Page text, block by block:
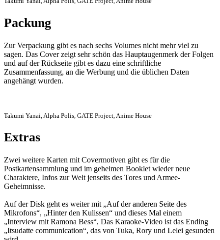
Packung
Zur Verpackung gibt es nach sechs Volumes nicht mehr viel zu
sagen. Das Cover zeigt sehr schön das Hauptaugenmerk der Folgen
und auf der Rückseite gibt es dazu eine schriftliche
Zusammenfassung, an die Werbung und die üblichen Daten
angehängt wurden.
Takumi Yanai, Alpha Polis, GATE Project, Anime House
Extras
Zwei weitere Karten mit Covermotiven gibt es für die
Postkartensammlung und im geheimen Booklet wieder neue
Charaktere, Infos zur Welt jenseits des Tores und Armee-
Geheimnisse.
Auf der Disk geht es weiter mit „Auf der anderen Seite des
Mikrofons“, „Hinter den Kulissen“ und dieses Mal einem
„Interview mit Ramona Bess“, Das Karaoke-Video ist das Ending
„Itsudatte communication“, das von Tuka, Rory und Lelei gesunden